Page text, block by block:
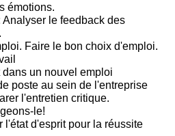
émotions.
le feedback des
Faire le bon choix d'emploi.
un nouvel emploi
poste au sein de l'entreprise
l'entretien critique.
le!
l'état d'esprit pour la réussite